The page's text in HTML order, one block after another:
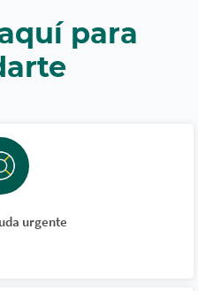
para
urgente